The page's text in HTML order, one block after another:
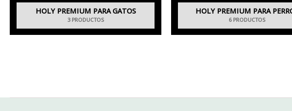
HOLY PREMIUM PARA GATOS
3 PRODUCTOS
HOLY PREMIUM PARA
6 PRODUCTOS